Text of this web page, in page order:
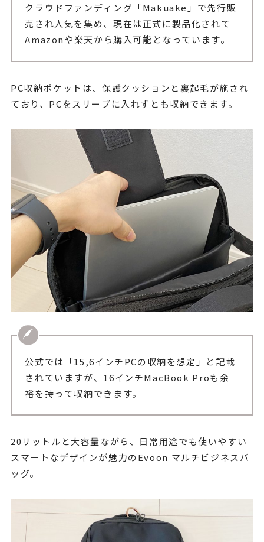
クラウドファンディング「Makuake」で先行販
売され人気を集め、現在は正式に製品化されて
Amazonや楽天から購入可能となっています。
PC収納ポケットは、保護クッションと裏起毛が施され
ており、PCをスリーブに入れずとも収納できます。
公式では「15,6インチPCの収納を想定」と記載
されていますが、16インチMacBook Proも余
裕を持って収納できます。
20リットルと大容量ながら、日常用途でも使いやすい
スマートなデザインが魅力のEvoon マルチビジネスバ
ッグ。